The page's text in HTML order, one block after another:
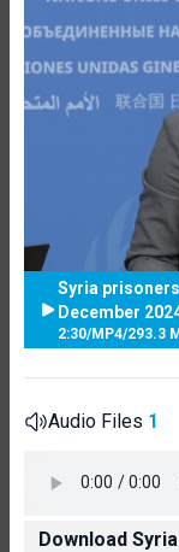
Syria prisoners
December
2:30/MP4/293.3
Audio Files 1
Download